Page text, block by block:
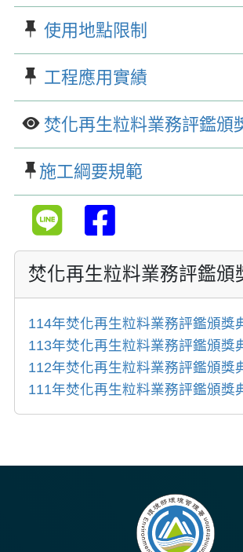
使用地點限制
工程應用實績
焚化再生粒料業務評鑑頒
施工綱要規範
焚化再生粒料業務評鑑頒
114年焚化再生粒料業務評鑑頒獎
113年焚化再生粒料業務評鑑頒獎
112年焚化再生粒料業務評鑑頒獎
111年焚化再生粒料業務評鑑頒獎